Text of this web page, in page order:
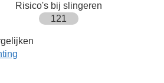
Risico's bij slingeren
121